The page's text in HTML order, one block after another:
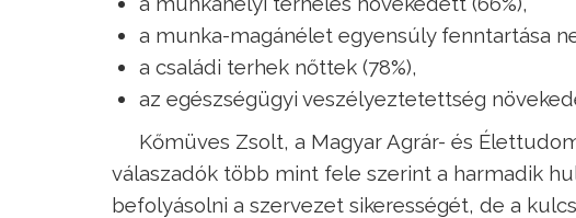
a munka-magánélet egyensúly fenntartása
a családi terhek nőttek (78%),
az egészségügyi veszélyeztetettség
Kőmüves Zsolt, a Magyar Agrár- és
válaszadók több mint fele szerint a harmadik
befolyásolni a szervezet sikerességét, de a